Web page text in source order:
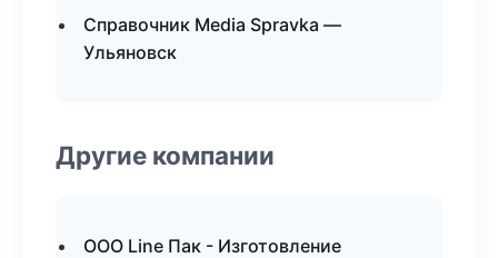
Справочник Media Spravka —
Ульяновск
Другие компании
ООО Line Пак - Изготовление